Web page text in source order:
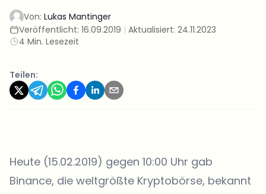
Von: Lukas Mantinger
Veröffentlicht: 16.09.2019 | Aktualisiert: 24.11.2023
4 Min. Lesezeit
Teilen:
Heute (15.02.2019) gegen 10:00 Uhr gab
Binance, die weltgrößte Kryptobörse, bekannt